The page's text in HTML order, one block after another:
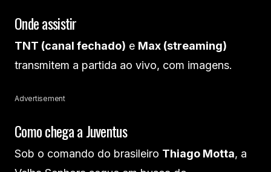
Onde assistir
TNT (canal fechado) e Max (streaming)
transmitem a partida ao vivo, com imagens.
Advertisement
Como chega a Juventus
Sob o comando do brasileiro Thiago Motta, a